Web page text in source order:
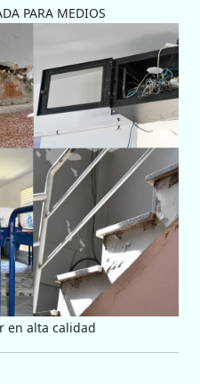
PARA MEDIOS
en alta calidad